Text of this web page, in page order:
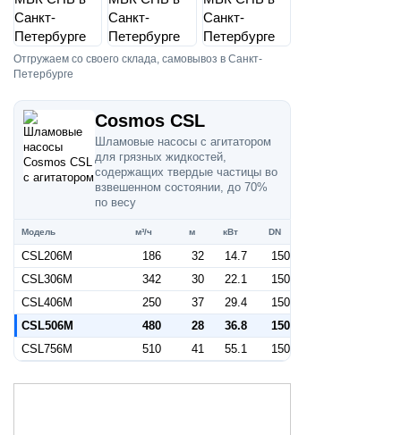
Отгружаем со своего склада, самовывоз в Санкт-
Петербурге
Cosmos CSL
Шламовые насосы с агитатором
для грязных жидкостей,
содержащих твердые частицы во
взвешенном состоянии, до 70%
по весу
Модель м³/ч м кВт DN
CSL206M 186 32 14.7
150
CSL306M
342 30 22.1
150
CSL406M
250 37 29.4
150
CSL506M
480 28 36.8
150
CSL756M
510 41 55.1 150